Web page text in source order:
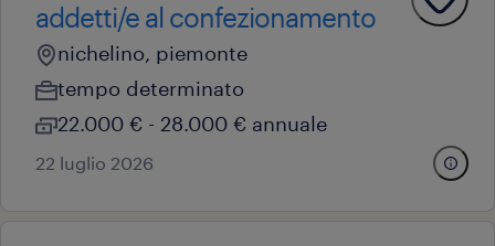
addetti/e al confezionamento
nichelino, piemonte
tempo determinato
22.000 € - 28.000 € annuale
22 luglio 2026